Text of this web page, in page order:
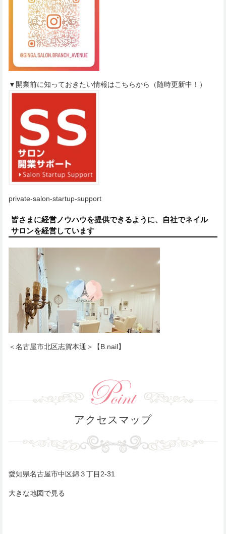
▼開業前に知っておきたい情報はこちらから（随時更新中！）
private-salon-startup-support
皆さまに経営ノウハウを提供できるように、自社でネイル
サロンを経営しています
＜名古屋市北区志賀本通＞【B.nail】
アクセスマップ
愛知県名古屋市中区錦３丁目2-31
大きな地図で見る